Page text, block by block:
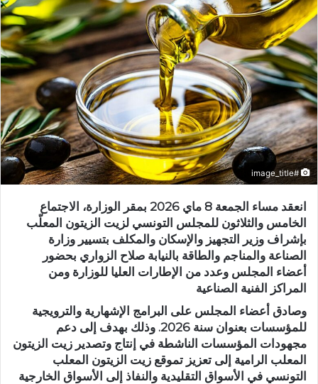
#image_title
انعقد مساء الجمعة 8 ماي 2026 بمقر الوزارة، الاجتماع
الخامس والثلاثون للمجلس التونسي لزيت الزيتون المعلّب
بإشراف وزير التجهيز والإسكان والمكلف بتسيير وزارة
الصناعة والمناجم والطاقة بالنيابة صلاح الزواري بحضور
أعضاء المجلس وعدد من الإطارات العليا للوزارة ومن
المراكز الفنية الصناعية
وصادق أعضاء المجلس على البرامج الإشهارية والترويجية
للمؤسسات بعنوان سنة 2026. وذلك بهدف إلى دعم
مجهودات المؤسسات الناشطة في إنتاج وتصدير زيت الزيتون
المعلب الرامية إلى تعزيز تموقع زيت الزيتون المعلب
التونسي في الأسواق التقليدية والنفاذ إلى الأسواق الخارجية